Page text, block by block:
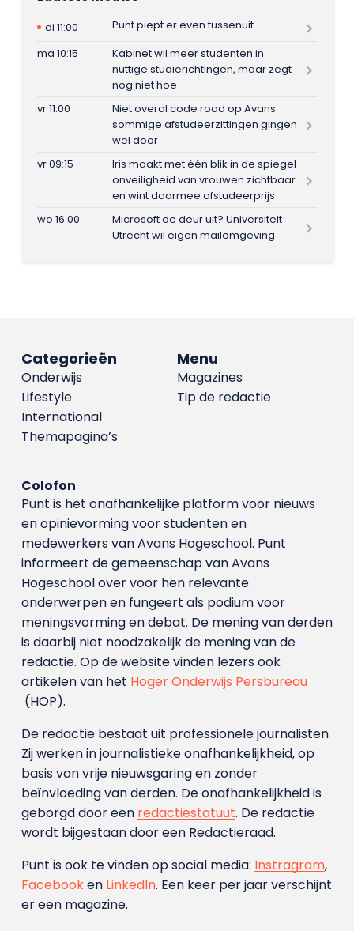
di 11:00
Punt piept er even tussenuit
ma 10:15
Kabinet wil meer studenten in
nuttige studierichtingen, maar zegt
nog niet hoe
vr 11:00
Niet overal code rood op Avans:
sommige afstudeerzittingen gingen
wel door
vr 09:15
Iris maakt met één blik in de spiegel
onveiligheid van vrouwen zichtbaar
en wint daarmee afstudeerprijs
wo 16:00
Microsoft de deur uit? Universiteit
Utrecht wil eigen mailomgeving
Menu
Magazines
Tip de redactie
Categorieën
Onderwijs
Lifestyle
International
Themapagina’s
Colofon
Punt is het onafhankelijke platform voor nieuws
en opinievorming voor studenten en
medewerkers van Avans Hoge­school. Punt
informeert de gemeenschap van Avans
Hogeschool over voor hen relevante
onderwerpen en fungeert als podium voor
meningsvorming en debat. De mening van derden
is daarbij niet noodzakelijk de mening van de
redactie. Op de website vinden lezers ook
artikelen van het Hoger Onderwijs Persbureau
(HOP).
De redactie bestaat uit professionele journalisten.
Zij werken in journalistieke onafhankelijkheid, op
basis van vrije nieuwsgaring en zonder
beïnvloeding van derden. De onafhankelijkheid is
geborgd door een redactiestatuut. De redactie
wordt bijgestaan door een Redactieraad.
Punt is ook te vinden op social media: Instragram,
Facebooken LinkedIn. Een keer per jaar verschijnt
er een magazine.